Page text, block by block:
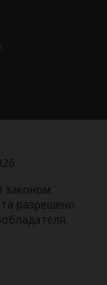
законом.
разрешено